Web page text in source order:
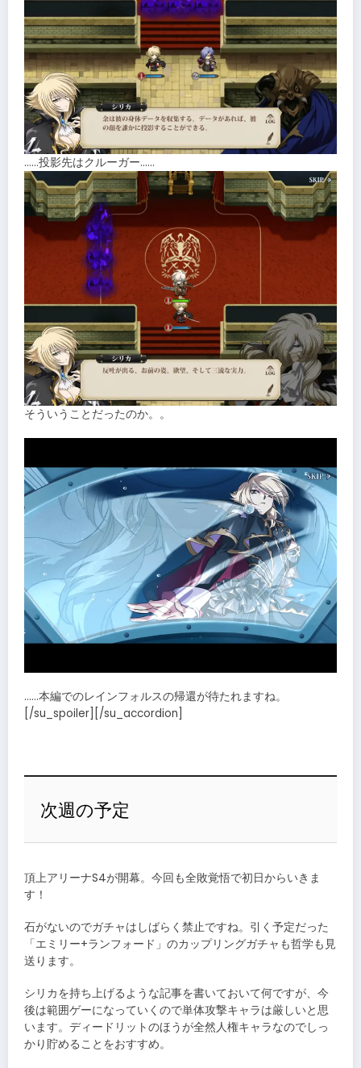
……投影先はクルーガー……
そういうことだったのか。。
……本編でのレインフォルスの帰還が待たれますね。
[/su_spoiler][/su_accordion]
次週の予定
頂上アリーナS4が開幕。今回も全敗覚悟で初日からいきま
す！
石がないのでガチャはしばらく禁止ですね。引く予定だった
「エミリー+ランフォード」のカップリングガチャも哲学も見
送ります。
シリカを持ち上げるような記事を書いておいて何ですが、今
後は範囲ゲーになっていくので単体攻撃キャラは厳しいと思
います。ディードリットのほうが全然人権キャラなのでしっ
かり貯めることをおすすめ。